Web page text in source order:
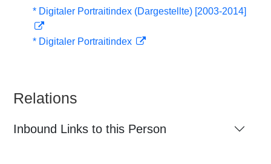
* Digitaler Portraitindex (Dargestellte) [2003-2014]
* Digitaler Portraitindex
Relations
Inbound Links to this Person